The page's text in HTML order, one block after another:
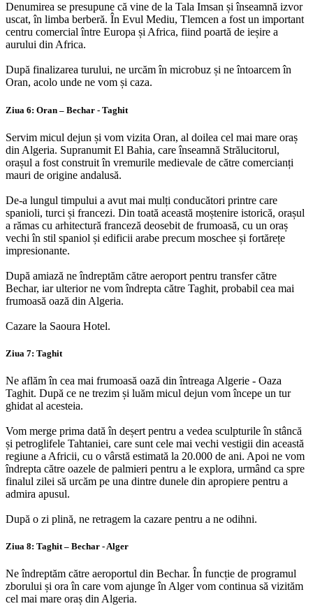
Denumirea se presupune că vine de la Tala Imsan și înseamnă izvor
uscat, în limba berberă. În Evul Mediu, Tlemcen a fost un important
centru comercial între Europa și Africa, fiind poartă de ieșire a
aurului din Africa.
După finalizarea turului, ne urcăm în microbuz și ne întoarcem în
Oran, acolo unde ne vom și caza.
Ziua 6: Oran – Bechar - Taghit
Servim micul dejun și vom vizita Oran, al doilea cel mai mare oraș
din Algeria. Supranumit El Bahia, care înseamnă Strălucitorul,
orașul a fost construit în vremurile medievale de către comercianți
mauri de origine andalusă.
De-a lungul timpului a avut mai mulți conducători printre care
spanioli, turci și francezi. Din toată această moștenire istorică, orașul
a rămas cu arhitectură franceză deosebit de frumoasă, cu un oraș
vechi în stil spaniol și edificii arabe precum moschee și fortărețe
impresionante.
După amiază ne îndreptăm către aeroport pentru transfer către
Bechar, iar ulterior ne vom îndrepta către Taghit, probabil cea mai
frumoasă oază din Algeria.
Cazare la Saoura Hotel.
Ziua 7: Taghit
Ne aflăm în cea mai frumoasă oază din întreaga Algerie - Oaza
Taghit. După ce ne trezim și luăm micul dejun vom începe un tur
ghidat al acesteia.
Vom merge prima dată în deșert pentru a vedea sculpturile în stâncă
și petroglifele Tahtaniei, care sunt cele mai vechi vestigii din această
regiune a Africii, cu o vârstă estimată la 20.000 de ani. Apoi ne vom
îndrepta către oazele de palmieri pentru a le explora, urmând ca spre
finalul zilei să urcăm pe una dintre dunele din apropiere pentru a
admira apusul.
După o zi plină, ne retragem la cazare pentru a ne odihni.
Ziua 8: Taghit – Bechar - Alger
Ne îndreptăm către aeroportul din Bechar. În funcție de programul
zborului și ora în care vom ajunge în Alger vom continua să vizităm
cel mai mare oraș din Algeria.